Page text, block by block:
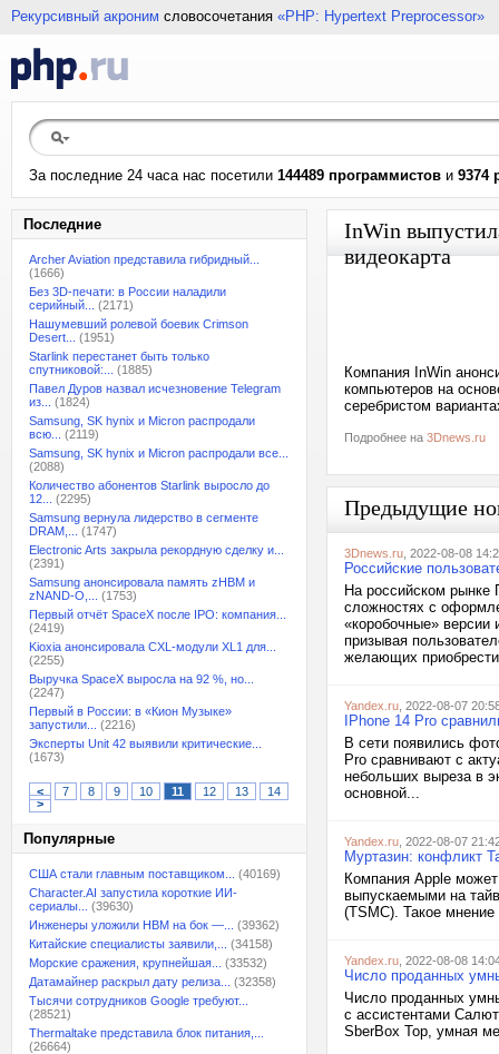
Рекурсивный акроним словосочетания «PHP: Hypertext Preprocessor»
За последние 24 часа нас посетили 144489 программистов и 9374
Последние
Archer Aviation представила гибридный...
(1666)
Без 3D-печати: в России наладили
серийный...
(2171)
Нашумевший ролевой боевик Crimson
Desert...
(1951)
Starlink перестанет быть только
спутниковой:...
(1885)
Павел Дуров назвал исчезновение Telegram
из...
(1824)
Samsung, SK hynix и Micron распродали
всю...
(2119)
Samsung, SK hynix и Micron распродали все...
(2088)
Количество абонентов Starlink выросло до
12...
(2295)
Samsung вернула лидерство в сегменте
DRAM,...
(1747)
Electronic Arts закрыла рекордную сделку и...
(2391)
Samsung анонсировала память zHBM и
zNAND-O,...
(1753)
Первый отчёт SpaceX после IPO: компания...
(2419)
Kioxia анонсировала CXL-модули XL1 для...
(2255)
Выручка SpaceX выросла на 92 %, но...
(2247)
Первый в России: в «Кион Музыке»
запустили...
(2216)
Эксперты Unit 42 выявили критические...
(1673)
< 7 8 9 10 11 12 13
14
>
Популярные
США стали главным поставщиком...
(40169)
Character.AI запустила короткие ИИ-
сериалы...
(39630)
Инженеры уложили HBM на бок —...
(39362)
Китайские специалисты заявили,...
(34158)
Морские сражения, крупнейшая...
(33532)
Датамайнер раскрыл дату релиза...
(32358)
Тысячи сотрудников Google требуют...
(28521)
Thermaltake представила блок питания,...
(26664)
InWin
видеокарта
Компания InWin
компьютеров на
серебристом
Подробнее на 3Dnews.ru
Предыдущие
3Dnews.ru , 2022-08-08
Российские
На российском
сложностях с
«коробочные» версии
призывая
желающих
Yandex.ru , 2022-08-07
IPhone 14 Pro
В сети появились
Pro сравнивают с
небольших выреза в
основной...
Yandex.ru , 2022-08-07
Муртазин: конфликт
Компания Apple
выпускаемыми на
(TSMC). Такое
Yandex.ru , 2022-08-08
Число проданных
Число проданных
с ассистентами
SberBox Top, умная